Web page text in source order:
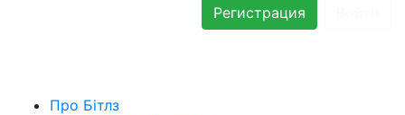
Регистрация
Про Бітлз